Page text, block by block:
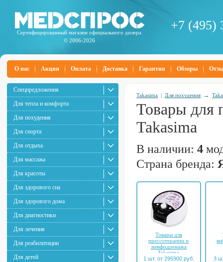
Сертифицированный магазин официального дилера
© 2006-2026
+7 (495)
О нас Акции Оплата Доставка Гарантия Обзоры
Спецпредложения
Для тепла и комфорта
Для похудения
Для спорта
Для отдыха
Для массажа
Для красоты
Для здорового сна
Для здорового дома
Для диагностики
Для лечения
Для реабилитации
Для детей
Takasima | Для похудения →
Товары для
Takasima
В наличии: 4
Страна бренда:
Товары для
прессотерапии и
лимфодренажа
Takasima
1 шт. от 295900 руб.
3